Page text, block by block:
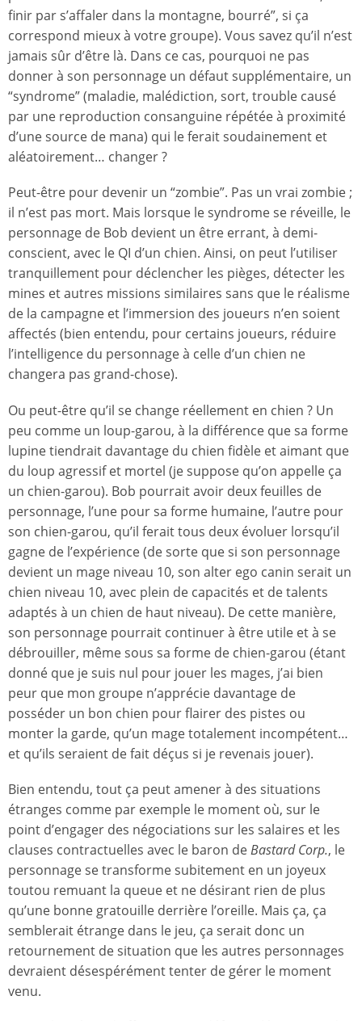
finir par s’affaler dans la montagne, bourré”, si ça
correspond mieux à votre groupe). Vous savez qu’il n’est
jamais sûr d’être là. Dans ce cas, pourquoi ne pas
donner à son personnage un défaut supplémentaire, un
“syndrome” (maladie, malédiction, sort, trouble causé
par une reproduction consanguine répétée à proximité
d’une source de mana) qui le ferait soudainement et
aléatoirement… changer ?
Peut-être pour devenir un “zombie”. Pas un vrai zombie ;
il n’est pas mort. Mais lorsque le syndrome se réveille, le
personnage de Bob devient un être errant, à demi-
conscient, avec le QI d’un chien. Ainsi, on peut l’utiliser
tranquillement pour déclencher les pièges, détecter les
mines et autres missions similaires sans que le réalisme
de la campagne et l’immersion des joueurs n’en soient
affectés (bien entendu, pour certains joueurs, réduire
l’intelligence du personnage à celle d’un chien ne
changera pas grand-chose).
Ou peut-être qu’il se change réellement en chien ? Un
peu comme un loup-garou, à la différence que sa forme
lupine tiendrait davantage du chien fidèle et aimant que
du loup agressif et mortel (je suppose qu’on appelle ça
un chien-garou). Bob pourrait avoir deux feuilles de
personnage, l’une pour sa forme humaine, l’autre pour
son chien-garou, qu’il ferait tous deux évoluer lorsqu’il
gagne de l’expérience (de sorte que si son personnage
devient un mage niveau 10, son alter ego canin serait un
chien niveau 10, avec plein de capacités et de talents
adaptés à un chien de haut niveau). De cette manière,
son personnage pourrait continuer à être utile et à se
débrouiller, même sous sa forme de chien-garou (étant
donné que je suis nul pour jouer les mages, j’ai bien
peur que mon groupe n’apprécie davantage de
posséder un bon chien pour flairer des pistes ou
monter la garde, qu’un mage totalement incompétent…
et qu’ils seraient de fait déçus si je revenais jouer).
Bien entendu, tout ça peut amener à des situations
étranges comme par exemple le moment où, sur le
point d’engager des négociations sur les salaires et les
clauses contractuelles avec le baron deBastard Corp., le
personnage se transforme subitement en un joyeux
toutou remuant la queue et ne désirant rien de plus
qu’une bonne gratouille derrière l’oreille. Mais ça, ça
semblerait étrange dans le jeu, ça serait donc un
retournement de situation que les autres personnages
devraient désespérément tenter de gérer le moment
venu.